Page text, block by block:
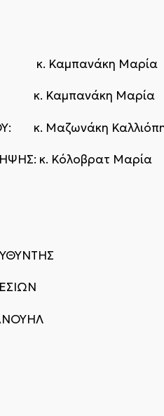
Καμπανάκη Μαρία
Καμπανάκη Μαρία
κ. Μαζωνάκη
κ. Κόλοβρατ